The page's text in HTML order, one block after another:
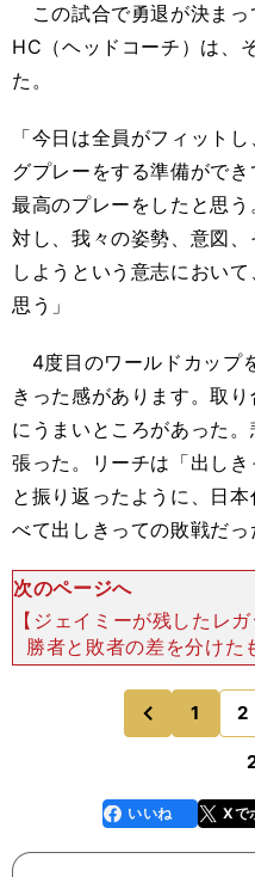
この試合で勇退が決まっ
HC（ヘッドコーチ）は、
た。
「今日は全員がフィット
グプレーをする準備がで
最高のプレーをしたと思
対し、我々の姿勢、意図
しようという意志におい
思う」
4度目のワールドカップ
きった感があります。取
にうまいところがあった
張った。リーチは「出しき
と振り返ったように、日
べて出しきっての敗戦だっ
次のページへ
【ジェイミーが残したレ
勝者と敗者の差を分け
─。 ジョセフHCが「ソ
振り返ったように、前半
タックル
前
1 2のページへ
faceboo
k
いいね Xで